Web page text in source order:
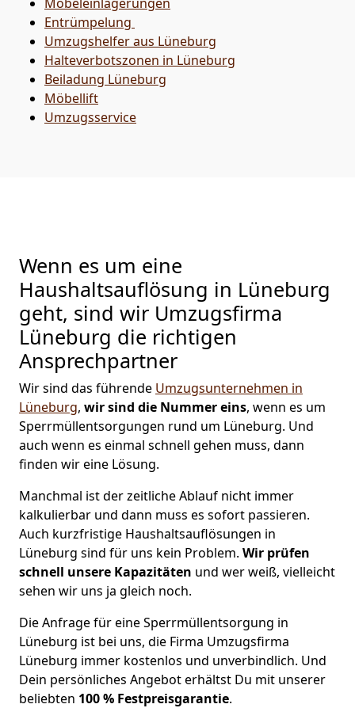
Entrümpelung
Umzugshelfer aus Lüneburg
Halteverbotszonen in Lüneburg
Beiladung Lüneburg
Möbellift
Umzugsservice
Wenn es um eine
Haushaltsauflösung in Lüneburg
geht, sind wir Umzugsfirma
Lüneburg die richtigen
Ansprechpartner
Wir sind das führende Umzugsunternehmen in
Lüneburg, wir sind die Nummer eins, wenn es um
Sperrmüllentsorgungen rund um Lüneburg. Und
auch wenn es einmal schnell gehen muss, dann
finden wir eine Lösung.
Manchmal ist der zeitliche Ablauf nicht immer
kalkulierbar und dann muss es sofort passieren.
Auch kurzfristige Haushaltsauflösungen in
Lüneburg sind für uns kein Problem. Wir prüfen
schnell unsere Kapazitäten und wer weiß, vielleicht
sehen wir uns ja gleich noch.
Die Anfrage für eine Sperrmüllentsorgung in
Lüneburg ist bei uns, die Firma Umzugsfirma
Lüneburg immer kostenlos und unverbindlich. Und
Dein persönliches Angebot erhältst Du mit unserer
beliebten 100 % Festpreisgarantie.